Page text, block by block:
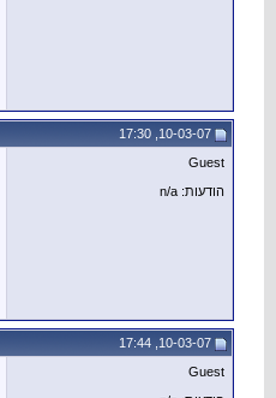
Guest
הודעות: n/a
Guest